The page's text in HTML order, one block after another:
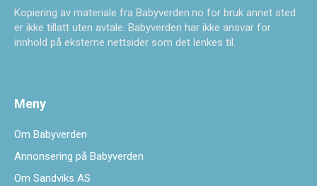
Kopiering av materiale fra Babyverden.no for bruk annet sted
er ikke tillatt uten avtale. Babyverden har ikke ansvar for
innhold på eksterne nettsider som det lenkes til.
Meny
Om Babyverden
Annonsering på Babyverden
Om Sandviks AS